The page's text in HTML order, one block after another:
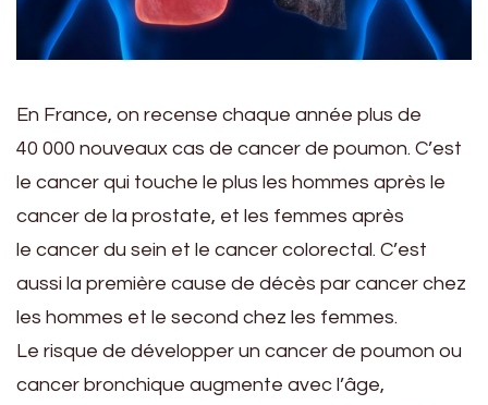
En France, on recense chaque année plus de
40 000 nouveaux cas de cancer de poumon. C’est
le cancer qui touche le plus les hommes après le
cancer de la prostate, et les femmes après
le cancer du sein et le cancer colorectal. C’est
aussi la première cause de décès par cancer chez
les hommes et le second chez les femmes.
Le risque de développer un cancer de poumon ou
cancer bronchique augmente avec l’âge,